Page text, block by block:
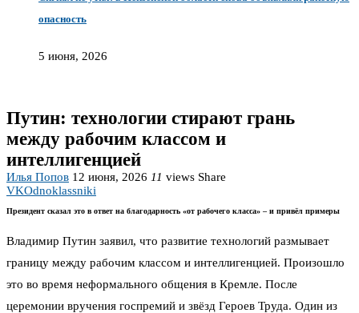
опасность
5 июня, 2026
Путин: технологии стирают грань
между рабочим классом и
интеллигенцией
Илья Попов 12 июня, 2026 11 views Share
VKOdnoklassniki
Президент сказал это в ответ на благодарность «от рабочего класса» – и привёл примеры
Владимир Путин заявил, что развитие технологий размывает
границу между рабочим классом и интеллигенцией. Произошло
это во время неформального общения в Кремле. После
церемонии вручения госпремий и звёзд Героев Труда. Один из